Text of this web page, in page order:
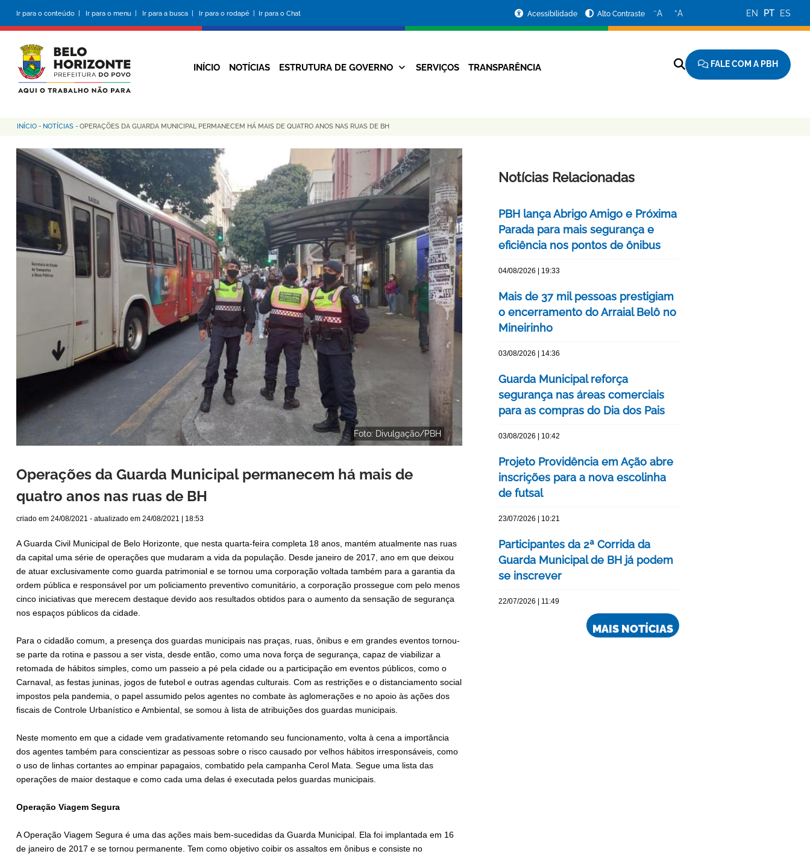
conteúdo
principal
Ir para o conteúdo | Ir para o menu | Ir para a busca | Ir para o rodapé | Ir para o Chat
da
Prefeitura
Acessibilidade Alto Contraste −A +A EN PT ES
Navegação
INÍCIO NOTÍCIAS ESTRUTURA DE GOVERNO SERVIÇOS TRANSPARÊNCIA FALE COM A PBH
Trilha
de
navegação
INÍCIO - NOTÍCIAS - OPERAÇÕES DA GUARDA MUNICIPAL PERMANECEM HÁ MAIS DE QUATRO ANOS NAS RUAS DE BH
Foto: Divulgação/PBH
Operações da Guarda Municipal permanecem há mais de
quatro anos nas ruas de BH
criado em 24/08/2021 - atualizado em 24/08/2021 | 18:53
A Guarda Civil Municipal de Belo Horizonte, que nesta quarta-feira completa 18 anos, mantém atualmente nas ruas
da capital uma série de operações que mudaram a vida da população. Desde janeiro de 2017, ano em que deixou
de atuar exclusivamente como guarda patrimonial e se tornou uma corporação voltada também para a garantia da
ordem pública e responsável por um policiamento preventivo comunitário, a corporação prossegue com pelo menos
cinco iniciativas que merecem destaque devido aos resultados obtidos para o aumento da sensação de segurança
nos espaços públicos da cidade.
Para o cidadão comum, a presença dos guardas municipais nas praças, ruas, ônibus e em grandes eventos tornou-
se parte da rotina e passou a ser vista, desde então, como uma nova força de segurança, capaz de viabilizar a
retomada de hábitos simples, como um passeio a pé pela cidade ou a participação em eventos públicos, como o
Carnaval, as festas juninas, jogos de futebol e outras agendas culturais. Com as restrições e o distanciamento social
impostos pela pandemia, o papel assumido pelos agentes no combate às aglomerações e no apoio às ações dos
fiscais de Controle Urbanístico e Ambiental, se somou à lista de atribuições dos guardas municipais.
Neste momento em que a cidade vem gradativamente retomando seu funcionamento, volta à cena a importância
dos agentes também para conscientizar as pessoas sobre o risco causado por velhos hábitos irresponsáveis, como
o uso de linhas cortantes ao empinar papagaios, combatido pela campanha Cerol Mata. Segue uma lista das
operações de maior destaque e como cada uma delas é executada pelos guardas municipais.
Operação Viagem Segura
A Operação Viagem Segura é uma das ações mais bem-sucedidas da Guarda Municipal. Ela foi implantada em 16
de janeiro de 2017 e se tornou permanente. Tem como objetivo coibir os assaltos em ônibus e consiste no
Notícias Relacionadas
PBH lança Abrigo Amigo e Próxima
Parada para mais segurança e
eficiência nos pontos de ônibus
04/08/2026 | 19:33
Mais de 37 mil pessoas prestigiam
o encerramento do Arraial Belô no
Mineirinho
03/08/2026 | 14:36
Guarda Municipal reforça
segurança nas áreas comerciais
para as compras do Dia dos Pais
03/08/2026 | 10:42
Projeto Providência em Ação abre
inscrições para a nova escolinha
de futsal
23/07/2026 | 10:21
Participantes da 2ª Corrida da
Guarda Municipal de BH já podem
se inscrever
22/07/2026 | 11:49
MAIS NOTÍCIAS